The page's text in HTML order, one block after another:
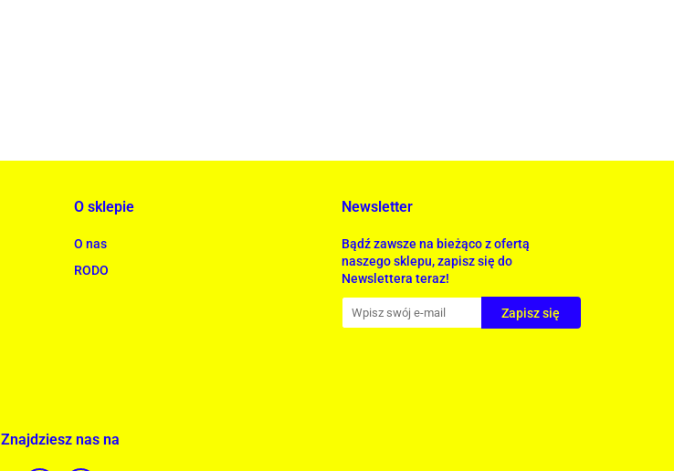
O sklepie
O nas
RODO
Newsletter
Bądź zawsze na bieżąco z ofertą
naszego sklepu, zapisz się do
Newslettera teraz!
Znajdziesz nas na